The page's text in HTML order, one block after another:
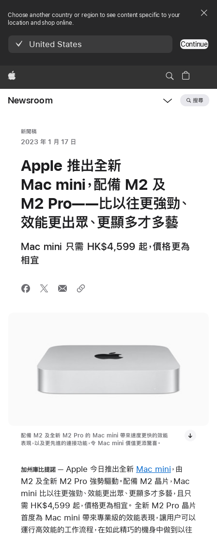
Choose another country or region to see content specific to your
location and shop online.
United States Continue
Apple
Newsroom 搜尋
新聞稿
2023 年 1 月 17 日
Apple 推出全新
Mac mini，配備 M2 及
M2 Pro——比以往更強勁、
效能更出眾、更顯多才多藝
Mac mini 只需 HK$4,599 起，價格更為
相宜
配備 M2 及全新 M2 Pro 的 Mac mini 帶來速度更快的效能
表現，以及更先進的連接功能，令 Mac mini 價值更添驚喜。
加州庫比提諾 Apple 今日推出全新 Mac mini ，由
M2 及全新 M2 Pro 強勢驅動。配備 M2 晶片，Mac
mini 比以往更強勁、效能更出眾、更顯多才多藝，且只
需 HK$4,599 起，價格更為相宜。 全新 M2 Pro 晶片
首度為 Mac mini 帶來專業級的效能表現，讓用户可以
運行高效能的工作流程，在如此精巧的機身中做到以往